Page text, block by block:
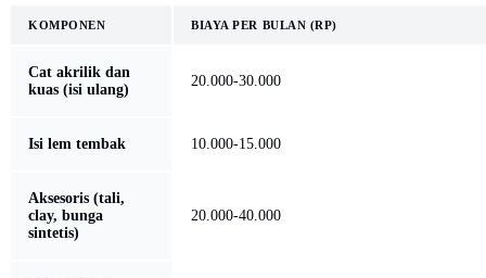
KOMPONEN BIAYA PER BULAN (RP)
Cat akrilik dan
kuas (isi ulang)
20.000-30.000
Isi lem tembak 10.000-15.000
Aksesoris (tali,
clay, bunga
sintetis)
20.000-40.000